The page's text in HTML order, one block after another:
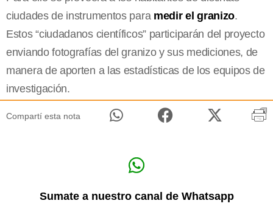
ciudades de instrumentos para medir el granizo.
Estos “ciudadanos científicos” participarán del proyecto
enviando fotografías del granizo y sus mediciones, de
manera de aporten a las estadísticas de los equipos de
investigación.
Compartí esta nota
Sumate a nuestro canal de Whatsapp